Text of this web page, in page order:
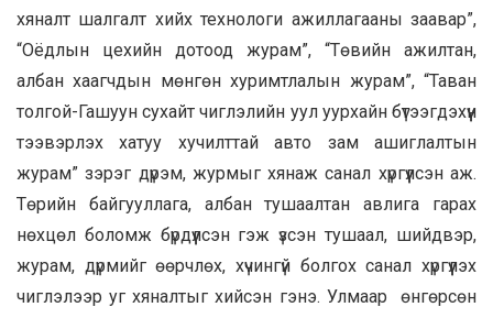
хяналт шалгалт хийх технологи ажиллагааны заавар”,
“Оёдлын цехийн дотоод журам”, “Төвийн ажилтан,
албан хаагчдын мөнгөн хуримтлалын журам”, “Таван
толгой-Гашуун сухайт чиглэлийн уул уурхайн бүтээгдэхүүн
тээвэрлэх хатуу хучилттай авто зам ашиглалтын
журам” зэрэг дүрэм, журмыг хянаж санал хүргүүлсэн аж.
Төрийн байгууллага, албан тушаалтан авлига гарах
нөхцөл боломж бүрдүүлсэн гэж үзсэн тушаал, шийдвэр,
журам, дүрмийг өөрчлөх, хүчингүй болгох санал хүргүүлэх
чиглэлээр уг хяналтыг хийсэн гэнэ. Улмаар өнгөрсөн